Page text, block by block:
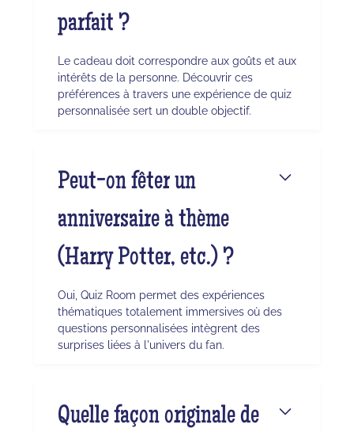
parfait ?
Le cadeau doit correspondre aux goûts et aux
intérêts de la personne. Découvrir ces
préférences à travers une expérience de quiz
personnalisée sert un double objectif.
Peut-on fêter un
anniversaire à thème
(Harry Potter, etc.) ?
Oui, Quiz Room permet des expériences
thématiques totalement immersives où des
questions personnalisées intègrent des
surprises liées à l'univers du fan.
Quelle façon originale de